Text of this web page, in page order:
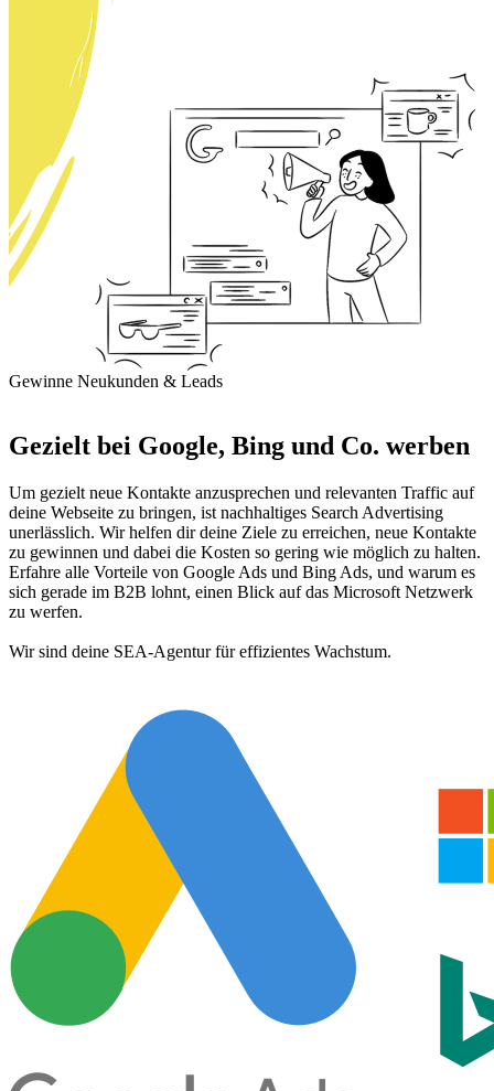
Gewinne Neukunden & Leads
Gezielt bei Google, Bing und Co. werben
Um gezielt neue Kontakte anzusprechen und relevanten Traffic auf
deine Webseite zu bringen, ist nachhaltiges Search Advertising
unerlässlich. Wir helfen dir deine Ziele zu erreichen, neue Kontakte
zu gewinnen und dabei die Kosten so gering wie möglich zu halten.
Erfahre alle Vorteile von Google Ads und Bing Ads, und warum es
sich gerade im B2B lohnt, einen Blick auf das Microsoft Netzwerk
zu werfen.
Wir sind deine SEA-Agentur für effizientes Wachstum.